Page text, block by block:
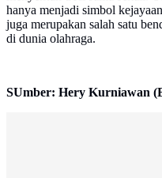
hanya menjadi simbol
juga merupakan salah satu
di dunia olahraga.
SUmber: Hery Kurniawan